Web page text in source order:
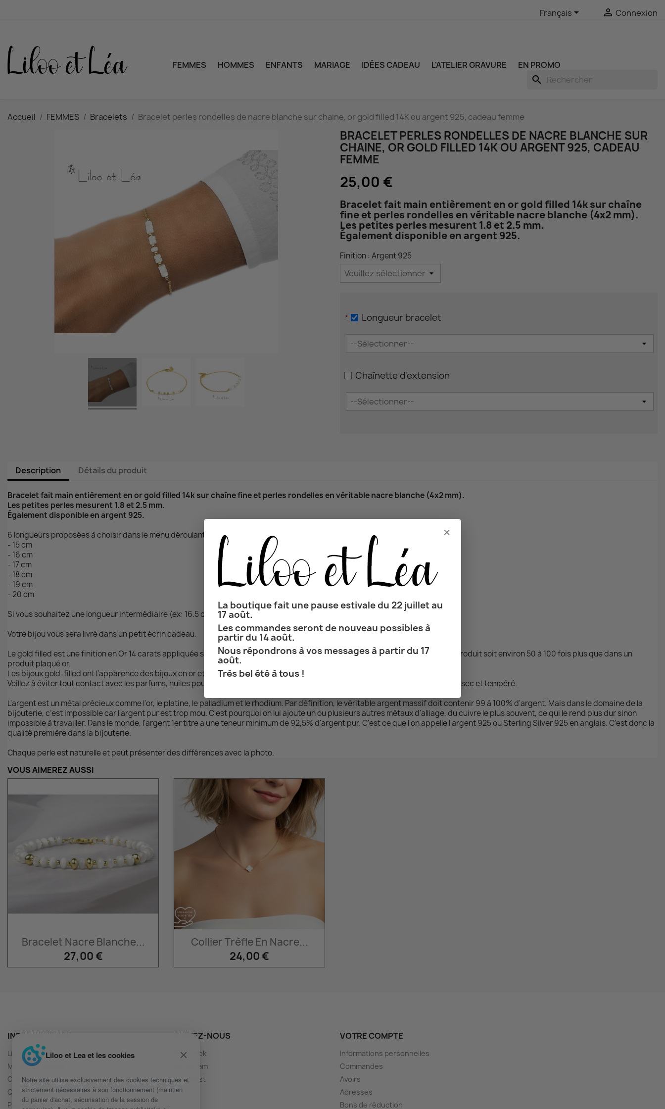
Liloo et Lea et les cookies
Notre site utilise exclusivement des cookies techniques et
strictement nécessaires à son fonctionnement (maintien
du panier d'achat, sécurisation de la session de
×
La boutique fait une pause estivale du 22 juillet au
17 août.
Les commandes seront de nouveau possibles à
partir du 14 août.
Nous répondrons à vos messages à partir du 17
août.
Très bel été à tous !
Français  Connexion
FEMMES HOMMES ENFANTS MARIAGE IDÉES CADEAU L'ATELIER GRAVURE EN PROMO
search
Accueil FEMMES Bracelets Bracelet perles rondelles de nacre blanche sur chaine, or gold filled 14K ou argent 925, cadeau femme
BRACELET PERLES RONDELLES DE NACRE BLANCHE SUR
CHAINE, OR GOLD FILLED 14K OU ARGENT 925, CADEAU
FEMME
25,00 €
Bracelet fait main entièrement en or gold filled 14k sur chaîne
fine et perles rondelles en véritable nacre blanche (4x2 mm).
Les petites perles mesurent 1.8 et 2.5 mm.
Également disponible en argent 925.
Finition : Argent 925
* Longueur bracelet
Chaînette d'extension
Description Détails du produit
Bracelet fait main entièrement en or gold filled 14k sur chaîne fine et perles rondelles en véritable nacre blanche (4x2 mm).
Les petites perles mesurent 1.8 et 2.5 mm.
Également disponible en argent 925.
6 longueurs proposées à choisir dans le menu déroulant
- 15 cm
- 16 cm
- 17 cm
- 18 cm
- 19 cm
- 20 cm
Si vous souhaitez une longueur intermédiaire (ex: 16.5 cm), n'hésitez pas à me laisser un message lors de votre commande.
Votre bijou vous sera livré dans un petit écrin cadeau.
Le gold filled est une finition en Or 14 carats appliquée sur une base en laiton. Le poids d’or correspond à 1/20 du poids total du produit soit environ 50 à 100 fois plus que dans un
produit plaqué or.
Les bijoux gold-filled ont l’apparence des bijoux en or et sont beaucoup plus résistants qu'un plaqué or classique.
Veillez à éviter tout contact avec les parfums, huiles pour la peau et lotions. Vous devez également les conserver dans un endroit sec et tempéré.
L'argent est un métal précieux comme l'or, le platine, le palladium et le rhodium. Par définition, le véritable argent massif doit contenir 99 à 100% d'argent. Mais dans le domaine de la
bijouterie, c’est impossible car l'argent pur est trop mou. C'est pourquoi on lui ajoute un ou plusieurs autres métaux d'alliage, du cuivre le plus souvent, ce qui le rend plus dur sinon
impossible à travailler. Dans le monde, l'argent 1er titre a une teneur minimum de 92,5% d'argent pur. C'est ce que l'on appelle l'argent 925 ou Sterling Silver 925 en anglais. C’est donc la
qualité première dans la bijouterie.
Chaque perle est naturelle et peut présenter des différences avec la photo.
VOUS AIMEREZ AUSSI
Aperçu rapide
Bracelet Nacre Blanche...
27,00 €
Aperçu rapide
Collier Trèfle En Nacre...
24,00 €
INFORMATIONS
Livraison
Mentions légales
Conditions générales
Qui sommes nous ?
Paiement sécurisé
SUIVEZ-NOUS
Facebook
Instagram
Pinterest
VOTRE COMPTE
Informations personnelles
Commandes
Avoirs
Adresses
Bons de réduction